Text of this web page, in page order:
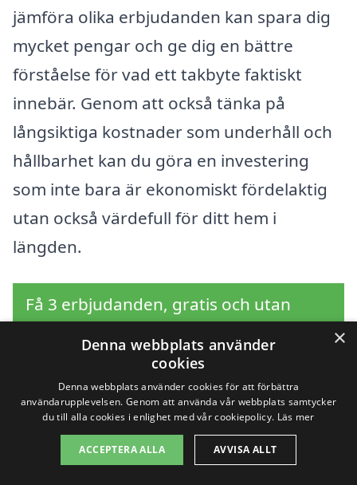
jämföra olika erbjudanden kan spara dig
mycket pengar och ge dig en bättre
förståelse för vad ett takbyte faktiskt
innebär. Genom att också tänka på
långsiktiga kostnader som underhåll och
hållbarhet kan du göra en investering
som inte bara är ekonomiskt fördelaktig
utan också värdefull för ditt hem i
längden.
Få 3 erbjudanden, gratis och utan
Sök efter en
professionell för
×
Denna webbplats använder
cookies
Denna webbplats använder cookies för att förbättra
användarupplevelsen. Genom att använda vår webbplats samtycker
du till alla cookies i enlighet med vår cookiepolicy. Läs mer
ACCEPTERA ALLA AVVISA ALLT